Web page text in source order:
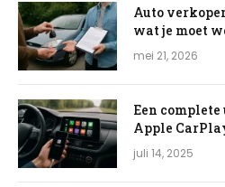
Auto
wat je moet
mei 21, 2026
Een
Apple
juli 14, 2025